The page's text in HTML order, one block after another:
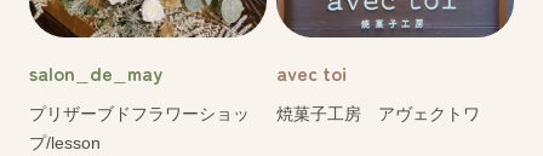
salon_de_may
プリザーブドフラワーショッ
プ/lesson
avec toi
焼菓子工房 アヴェクトワ